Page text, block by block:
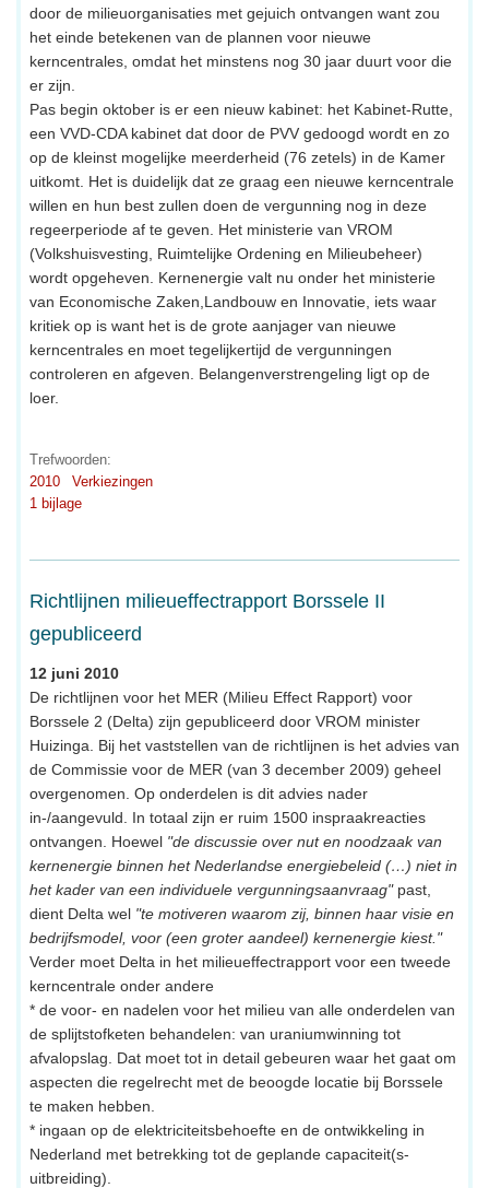
door de milieuorganisaties met gejuich ontvangen want zou
het einde betekenen van de plannen voor nieuwe
kerncentrales, omdat het minstens nog 30 jaar duurt voor die
er zijn.
Pas begin oktober is er een nieuw kabinet: het Kabinet-Rutte,
een VVD-CDA kabinet dat door de PVV gedoogd wordt en zo
op de kleinst mogelijke meerderheid (76 zetels) in de Kamer
uitkomt. Het is duidelijk dat ze graag een nieuwe kerncentrale
willen en hun best zullen doen de vergunning nog in deze
regeerperiode af te geven. Het ministerie van VROM
(Volkshuisvesting, Ruimtelijke Ordening en Milieubeheer)
wordt opgeheven. Kernenergie valt nu onder het ministerie
van Economische Zaken,Landbouw en Innovatie, iets waar
kritiek op is want het is de grote aanjager van nieuwe
kerncentrales en moet tegelijkertijd de vergunningen
controleren en afgeven. Belangenverstrengeling ligt op de
loer.
Trefwoorden:
2010
Verkiezingen
1 bijlage
Richtlijnen milieueffectrapport Borssele II
gepubliceerd
12 juni 2010
De richtlijnen voor het MER (Milieu Effect Rapport) voor
Borssele 2 (Delta) zijn gepubliceerd door VROM minister
Huizinga. Bij het vaststellen van de richtlijnen is het advies van
de Commissie voor de MER (van 3 december 2009) geheel
overgenomen. Op onderdelen is dit advies nader
in-/aangevuld. In totaal zijn er ruim 1500 inspraakreacties
ontvangen. Hoewel "de discussie over nut en noodzaak van
kernenergie binnen het Nederlandse energiebeleid (…) niet in
het kader van een individuele vergunningsaanvraag"past,
dient Delta wel "te motiveren waarom zij, binnen haar visie en
bedrijfsmodel, voor (een groter aandeel) kernenergie kiest."
Verder moet Delta in het milieueffectrapport voor een tweede
kerncentrale onder andere
* de voor- en nadelen voor het milieu van alle onderdelen van
de splijtstofketen behandelen: van uraniumwinning tot
afvalopslag. Dat moet tot in detail gebeuren waar het gaat om
aspecten die regelrecht met de beoogde locatie bij Borssele
te maken hebben.
* ingaan op de elektriciteitsbehoefte en de ontwikkeling in
Nederland met betrekking tot de geplande capaciteit(s-
uitbreiding).